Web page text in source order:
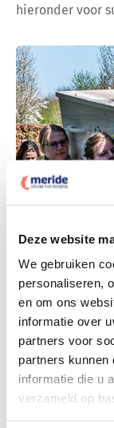
Deze website
We gebruiken
personaliseren,
en om ons
informatie over
partners voor
partners kunnen
informatie die u
verzameld op
hieronder voor
Bekijk tarieven
Bekijk tarieven